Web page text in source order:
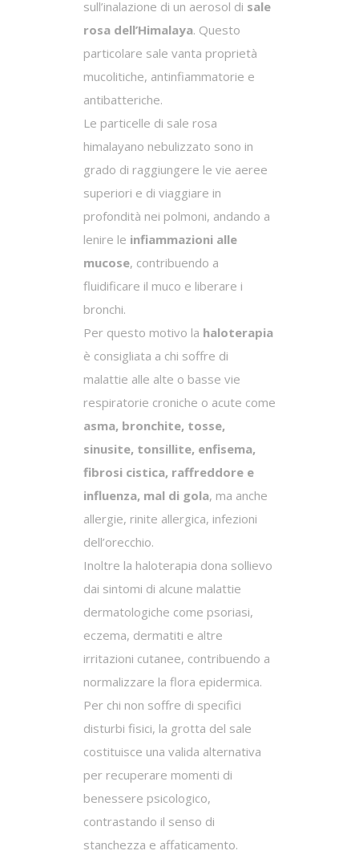
sull’inalazione di un aerosol di sale
rosa dell’Himalaya. Questo
particolare sale vanta proprietà
mucolitiche, antinfiammatorie e
antibatteriche.
Le particelle di sale rosa
himalayano nebulizzato sono in
grado di raggiungere le vie aeree
superiori e di viaggiare in
profondità nei polmoni, andando a
lenire le infiammazioni alle
mucose, contribuendo a
fluidificare il muco e liberare i
bronchi.
Per questo motivo la haloterapia
è consigliata a chi soffre di
malattie alle alte o basse vie
respiratorie croniche o acute come
asma, bronchite, tosse,
sinusite, tonsillite, enfisema,
fibrosi cistica, raffreddore e
influenza, mal di gola, ma anche
allergie, rinite allergica, infezioni
dell’orecchio.
Inoltre la haloterapia dona sollievo
dai sintomi di alcune malattie
dermatologiche come psoriasi,
eczema, dermatiti e altre
irritazioni cutanee, contribuendo a
normalizzare la flora epidermica.
Per chi non soffre di specifici
disturbi fisici, la grotta del sale
costituisce una valida alternativa
per recuperare momenti di
benessere psicologico,
contrastando il senso di
stanchezza e affaticamento.